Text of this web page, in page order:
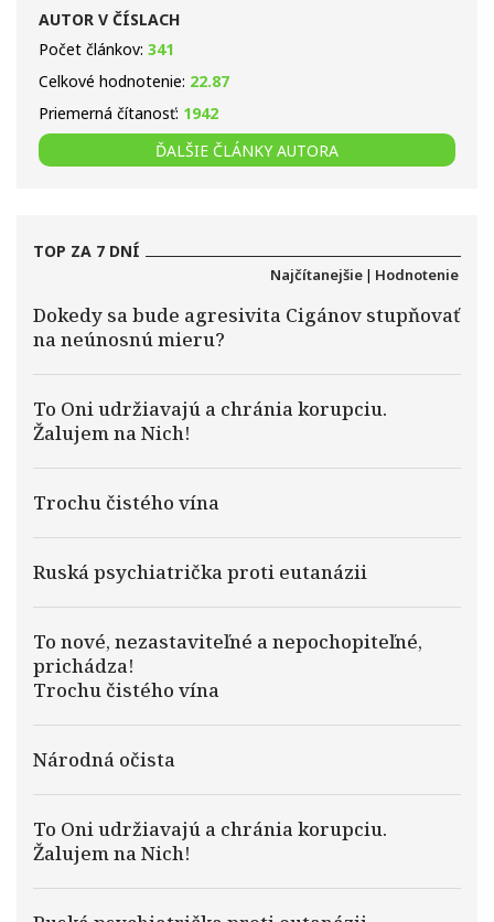
AUTOR V ČÍSLACH
Počet článkov: 341
Celkové hodnotenie: 22.87
Priemerná čítanosť: 1942
ĎALŠIE ČLÁNKY AUTORA
TOP ZA 7 DNÍ
Najčítanejšie | Hodnotenie
Dokedy sa bude agresivita Cigánov stupňovať
na neúnosnú mieru?
To Oni udržiavajú a chránia korupciu.
Žalujem na Nich!
Trochu čistého vína
Ruská psychiatrička proti eutanázii
To nové, nezastaviteľné a nepochopiteľné,
prichádza!
Trochu čistého vína
Národná očista
To Oni udržiavajú a chránia korupciu.
Žalujem na Nich!